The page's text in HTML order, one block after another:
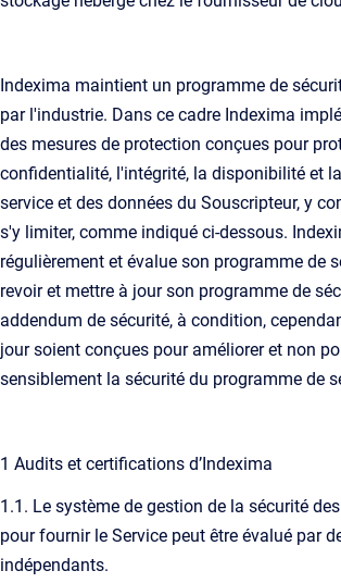
Indexima maintient un programme de
par l'industrie. Dans ce cadre Indexima
des mesures de protection conçues pour
confidentialité, l'intégrité, la disponibilité et
service et des données du Souscripteur, y
s'y limiter, comme indiqué ci-dessous.
régulièrement et évalue son programme de
revoir et mettre à jour son programme de
addendum de sécurité, à condition,
jour soient conçues pour améliorer et non
sensiblement la sécurité du programme de
1 Audits et certifications d’Indexima
1.1. Le système de gestion de la sécurité
pour fournir le Service peut être évalué par
indépendants.